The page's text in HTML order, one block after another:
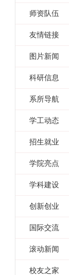
师资队伍
友情链接
图片新闻
科研信息
系所导航
学工动态
招生就业
学院亮点
学科建设
创新创业
国际交流
滚动新闻
校友之家